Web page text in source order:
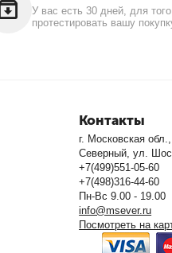
У вас есть 30 дней, для
протестировать вашу
Контакты
г. Московская
Северный, ул.
+7(499)551-05-60
+7(498)316-44-60
Пн-Вс 9.00 - 19.00
info@msever.ru
Посмотреть на